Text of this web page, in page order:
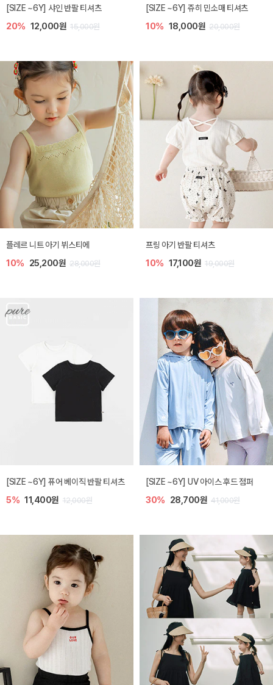
[SIZE ~6Y] 샤인 반팔 티셔츠
20% 12,000원 15,000원
[SIZE ~6Y] 쥬히 민소매 티셔츠
10% 18,000원 20,000원
플레르 니트 아기 뷔스티에
10% 25,200원 28,000원
프링 아기 반팔 티셔츠
10% 17,100원 19,000원
[SIZE ~6Y] 퓨어 베이직 반팔 티셔츠
5% 11,400원 12,000원
[SIZE ~6Y] UV 아이스 후드 점퍼
30% 28,700원 41,000원